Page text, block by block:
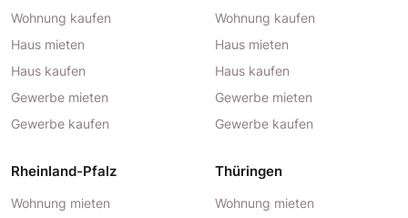
Wohnung kaufen
Haus mieten
Haus kaufen
Gewerbe mieten
Gewerbe kaufen
Wohnung kaufen
Haus mieten
Haus kaufen
Gewerbe mieten
Gewerbe kaufen
Rheinland-Pfalz
Wohnung mieten
Thüringen
Wohnung mieten